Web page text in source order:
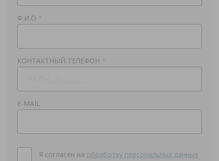
Ф.И.О *
КОНТАКТНЫЙ ТЕЛЕФОН *
E-MAIL
Я согласен на обработку персональных данных